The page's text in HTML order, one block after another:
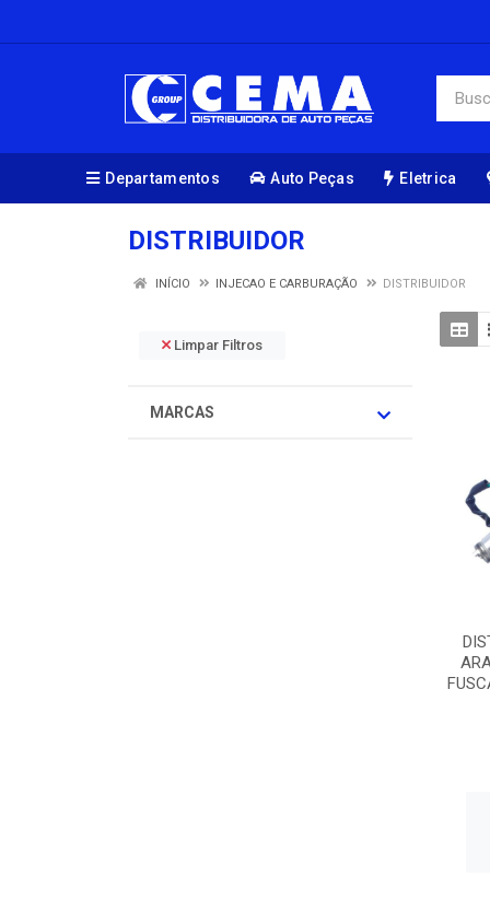
Departamentos Auto Peças Eletrica
DISTRIBUIDOR
INÍCIO INJECAO E CARBURAÇÃO DISTRIBUIDOR
Limpar Filtros
MARCAS